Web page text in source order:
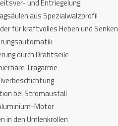
und Entriegelung
aus Spezialwalzprofil
für kraftvolles Heben und Senken
durch Drahtseile
Tragarme
bei Stromausfall
Motor
in den Umlenkrollen